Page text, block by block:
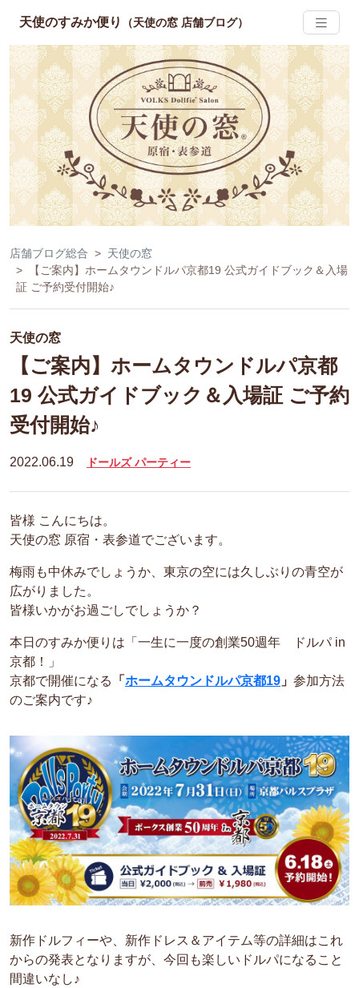
天使のすみか便り （天使の窓 店舗ブログ）
店舗ブログ総合
天使の窓
【ご案内】ホームタウンドルパ京都19 公式ガイドブック＆入場
証 ご予約受付開始♪
天使の窓
【ご案内】ホームタウンドルパ京都
19 公式ガイドブック＆入場証 ご予約
受付開始♪
2022.06.19 ドールズ パーティー
皆様 こんにちは。
天使の窓 原宿・表参道でございます。
梅雨も中休みでしょうか、東京の空には久しぶりの青空が
広がりました。
皆様いかがお過ごしでしょうか？
本日のすみか便りは「一生に一度の創業50週年 ドルパ in
京都！」
京都で開催になる
「 ホームタウンドルパ京都19 」 参加方法
のご案内です♪
新作ドルフィーや、新作ドレス＆アイテム等の詳細はこれ
からの発表となりますが、今回も楽しいドルパになること
間違いなし♪